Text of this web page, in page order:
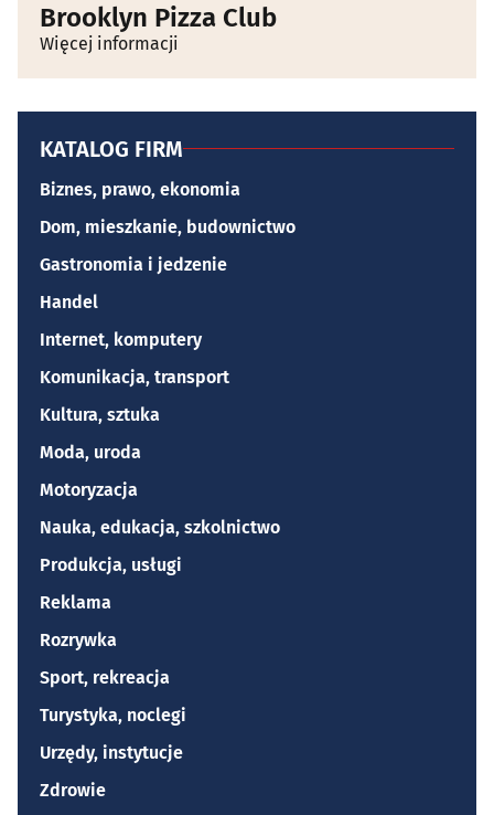
Brooklyn Pizza Club
Więcej informacji
KATALOG FIRM
Biznes, prawo, ekonomia
Dom, mieszkanie, budownictwo
Gastronomia i jedzenie
Handel
Internet, komputery
Komunikacja, transport
Kultura, sztuka
Moda, uroda
Motoryzacja
Nauka, edukacja, szkolnictwo
Produkcja, usługi
Reklama
Rozrywka
Sport, rekreacja
Turystyka, noclegi
Urzędy, instytucje
Zdrowie